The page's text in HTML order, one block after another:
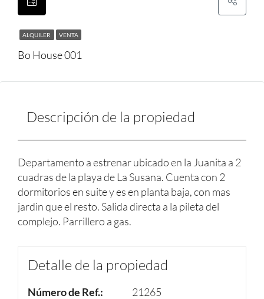
ALQUILER VENTA
Bo House 001
Descripción de la propiedad
Departamento a estrenar ubicado en la Juanita a 2
cuadras de la playa de La Susana. Cuenta con 2
dormitorios en suite y es en planta baja, con mas
jardin que el resto. Salida directa a la pileta del
complejo. Parrillero a gas.
Detalle de la propiedad
Número de Ref.:
21265